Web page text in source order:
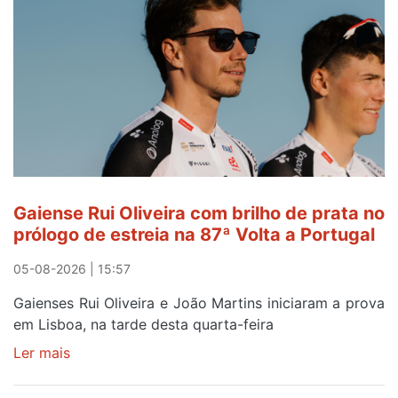
Gaiense Rui Oliveira com brilho de prata no
prólogo de estreia na 87ª Volta a Portugal
05-08-2026 | 15:57
Gaienses Rui Oliveira e João Martins iniciaram a prova
em Lisboa, na tarde desta quarta-feira
Ler mais